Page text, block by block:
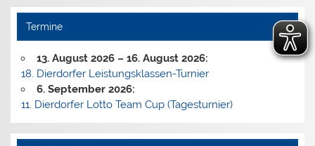
Termine
13. August 2026 – 16. August 2026:
18. Dierdorfer Leistungsklassen-Turnier
6. September 2026:
11. Dierdorfer Lotto Team Cup (Tagesturnier)